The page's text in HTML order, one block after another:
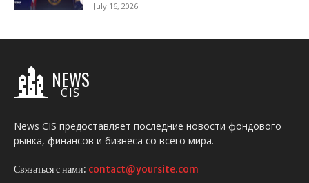
July 16, 2026
NEWS
CIS
News CIS предоставляет последние новости фондового
рынка, финансов и бизнеса со всего мира.
Связаться с нами: contact@yoursite.com